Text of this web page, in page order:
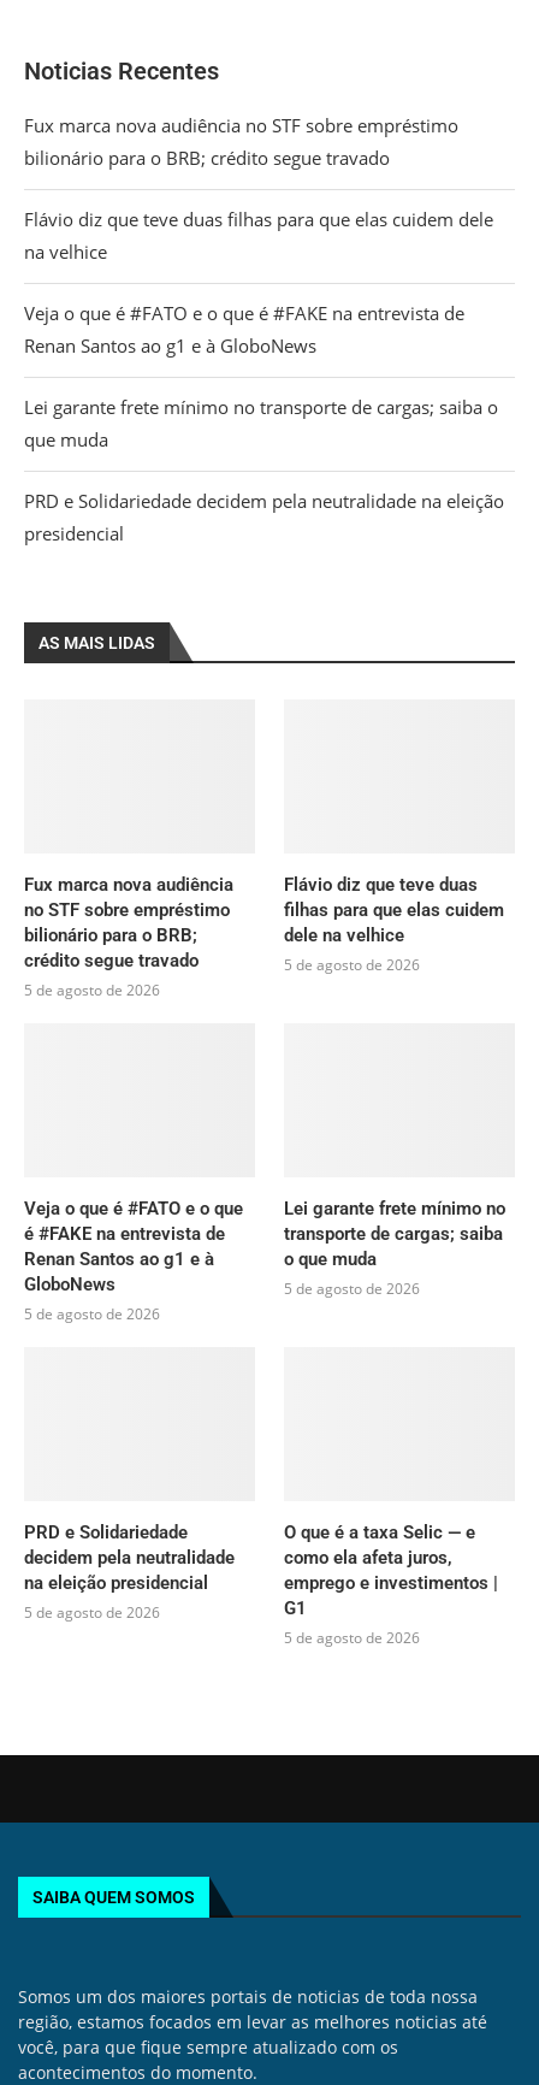
Noticias Recentes
Fux marca nova audiência no STF sobre empréstimo
bilionário para o BRB; crédito segue travado
Flávio diz que teve duas filhas para que elas cuidem dele
na velhice
Veja o que é #FATO e o que é #FAKE na entrevista de
Renan Santos ao g1 e à GloboNews
Lei garante frete mínimo no transporte de cargas; saiba o
que muda
PRD e Solidariedade decidem pela neutralidade na eleição
presidencial
AS MAIS LIDAS
Fux marca nova audiência
no STF sobre empréstimo
bilionário para o BRB;
crédito segue travado
5 de agosto de 2026
Flávio diz que teve duas
filhas para que elas cuidem
dele na velhice
5 de agosto de 2026
Veja o que é #FATO e o que
é #FAKE na entrevista de
Renan Santos ao g1 e à
GloboNews
5 de agosto de 2026
Lei garante frete mínimo no
transporte de cargas; saiba
o que muda
5 de agosto de 2026
PRD e Solidariedade
decidem pela neutralidade
na eleição presidencial
5 de agosto de 2026
O que é a taxa Selic — e
como ela afeta juros,
emprego e investimentos |
G1
5 de agosto de 2026
SAIBA QUEM SOMOS
Somos um dos maiores portais de noticias de toda nossa
região, estamos focados em levar as melhores noticias até
você, para que fique sempre atualizado com os
acontecimentos do momento.